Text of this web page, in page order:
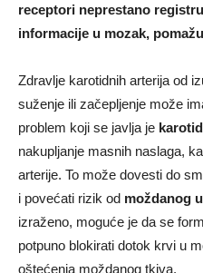
receptori neprestano
informacije u mozak,
Zdravlje karotidnih arterija od
suženje ili začepljenje može
problem koji se javlja je
nakupljanje masnih naslaga,
arterije. To može dovesti do
i povećati rizik od moždanog
izraženo, moguće je da se
potpuno blokirati dotok krvi u
oštećenja moždanog tkiva.